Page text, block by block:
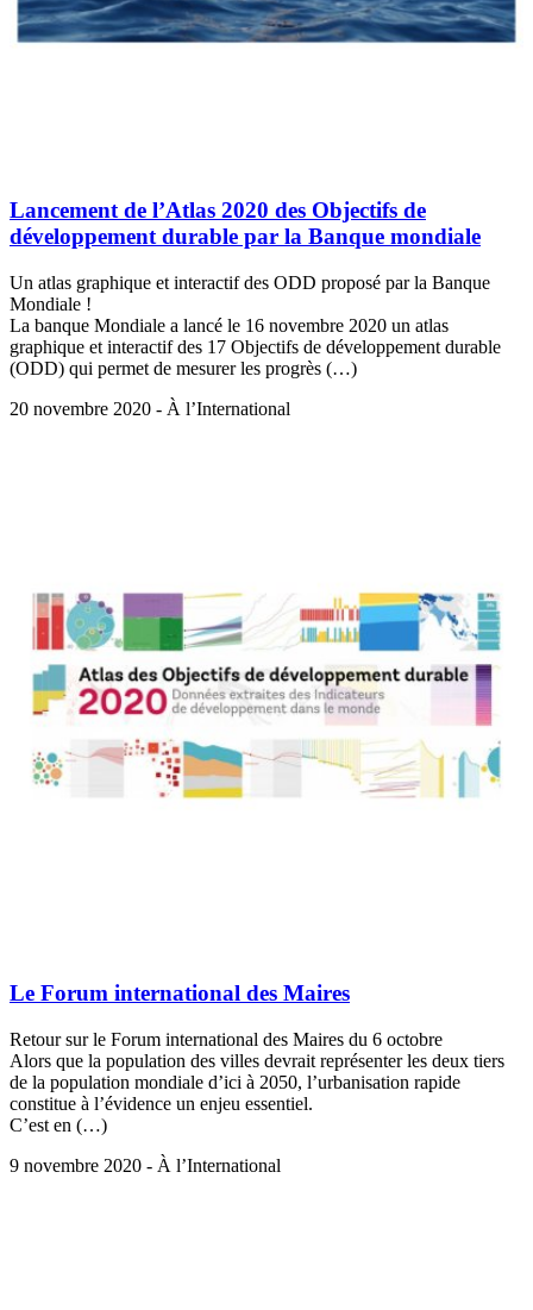
Lancement de l’Atlas 2020 des Objectifs de
développement durable par la Banque mondiale
Un atlas graphique et interactif des ODD proposé par la Banque
Mondiale !
La banque Mondiale a lancé le 16 novembre 2020 un atlas
graphique et interactif des 17 Objectifs de développement durable
(ODD) qui permet de mesurer les progrès (…)
20 novembre 2020 - À l’International
Le Forum international des Maires
Retour sur le Forum international des Maires du 6 octobre
Alors que la population des villes devrait représenter les deux tiers
de la population mondiale d’ici à 2050, l’urbanisation rapide
constitue à l’évidence un enjeu essentiel.
C’est en (…)
9 novembre 2020 - À l’International